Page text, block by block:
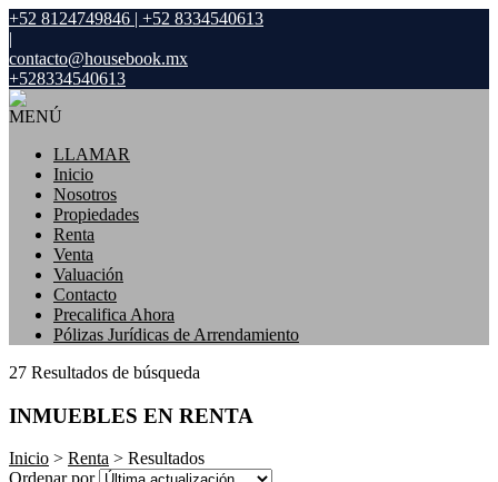
+52 8124749846 | +52 8334540613
|
contacto@housebook.mx
+528334540613
MENÚ
LLAMAR
Inicio
Nosotros
Propiedades
Renta
Venta
Valuación
Contacto
Precalifica Ahora
Pólizas Jurídicas de Arrendamiento
27 Resultados de búsqueda
INMUEBLES EN RENTA
Inicio > Renta > Resultados